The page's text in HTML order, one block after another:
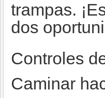
trampas.
dos
Controles
Caminar